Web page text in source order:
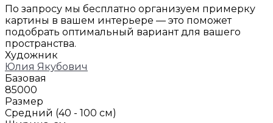
По запросу мы бесплатно организуем примерку
картины в вашем интерьере — это поможет
подобрать оптимальный вариант для вашего
пространства.
Художник
Юлия Якубович
Базовая
85000
Размер
Средний (40 - 100 см)